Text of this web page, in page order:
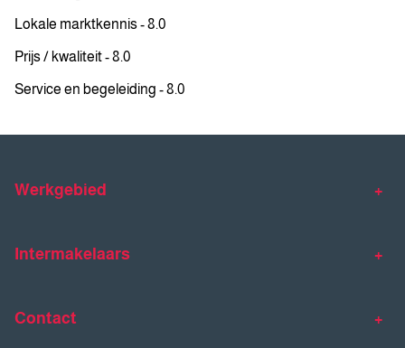
Lokale marktkennis - 8.0
Prijs / kwaliteit - 8.0
Service en begeleiding - 8.0
Werkgebied
Intermakelaars
Contact